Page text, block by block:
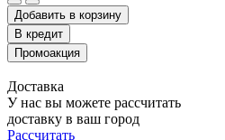
Добавить в корзину
Доставка
У нас вы можете рассчитать
доставку в ваш город
Рассчитать